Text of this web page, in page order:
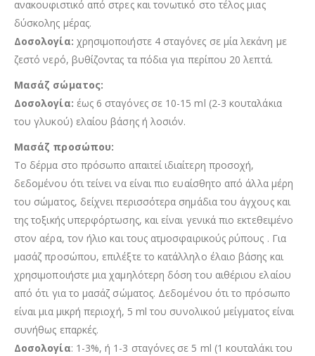
ανακουφιστικό από στρες και τονωτικό στο τέλος μιας
δύσκολης μέρας.
Δοσολογία: χρησιμοποιήστε 4 σταγόνες σε μία λεκάνη με
ζεστό νερό, βυθίζοντας τα πόδια για περίπου 20 λεπτά.
Μασάζ σώματος:
Δοσολογία: έως 6 σταγόνες σε 10-15 ml (2-3 κουταλάκια
του γλυκού) ελαίου βάσης ή λοσιόν.
Μασάζ προσώπου:
Το δέρμα στο πρόσωπο απαιτεί ιδιαίτερη προσοχή,
δεδομένου ότι τείνει να είναι πιο ευαίσθητο από άλλα μέρη
του σώματος, δείχνει περισσότερα σημάδια του άγχους και
της τοξικής υπερφόρτωσης, και είναι γενικά πιο εκτεθειμένο
στον αέρα, τον ήλιο και τους ατμοσφαιρικούς ρύπους . Για
μασάζ προσώπου, επιλέξτε το κατάλληλο έλαιο βάσης και
χρησιμοποιήστε μια χαμηλότερη δόση του αιθέριου ελαίου
από ότι για το μασάζ σώματος. Δεδομένου ότι το πρόσωπο
είναι μια μικρή περιοχή, 5 ml του συνολικού μείγματος είναι
συνήθως επαρκές.
Δοσολογία: 1-3%, ή 1-3 σταγόνες σε 5 ml (1 κουταλάκι του